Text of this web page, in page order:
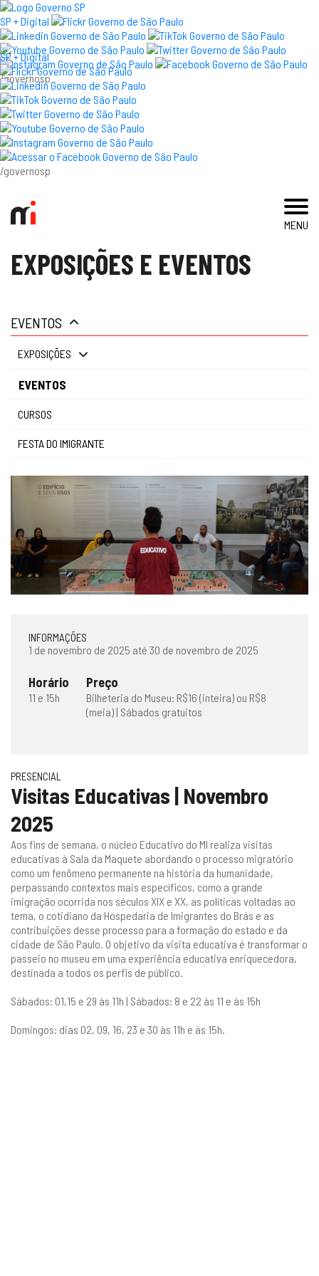
SP + Digital
/governosp
SP + Digital
/governosp
MENU
×
visite
exposições e eventos
acervo e pesquisa
museu
gestão
EXPOSIÇÕES E EVENTOS
EVENTOS
EXPOSIÇÕES
EVENTOS
CURSOS
FESTA DO IMIGRANTE
INFORMAÇÕES
1 de novembro de 2025 até 30 de novembro de 2025
Horário
11 e 15h
Preço
Bilheteria do Museu: R$16 (inteira) ou R$8
(meia) | Sábados gratuitos
PRESENCIAL
Visitas Educativas | Novembro
2025
Aos fins de semana, o núcleo Educativo do MI realiza visitas
educativas à Sala da Maquete abordando o processo migratório
como um fenômeno permanente na história da humanidade,
perpassando contextos mais específicos, como a grande
imigração ocorrida nos séculos XIX e XX, as políticas voltadas ao
tema, o cotidiano da Hospedaria de Imigrantes do Brás e as
contribuições desse processo para a formação do estado e da
cidade de São Paulo. O objetivo da visita educativa é transformar o
passeio no museu em uma experiência educativa enriquecedora,
destinada a todos os perfis de público.
Sábados: 01,15 e 29 às 11h | Sábados: 8 e 22 às 11 e às 15h
Domingos: dias 02, 09, 16, 23 e 30 às 11h e às 15h.